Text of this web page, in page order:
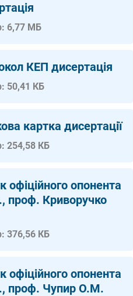
6,77 МБ
КЕП дисертацiя
50,41 КБ
картка дисертації
254,58 КБ
офіційного опонента
проф. Криворучко
376,56 КБ
офіційного опонента
проф. Чупир О.М.